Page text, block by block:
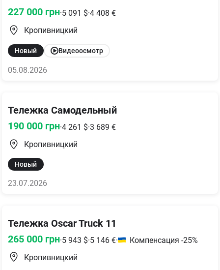
227 000 грн·5 091 $·4 408 €
Кропивницкий
Новый Видеоосмотр
05.08.2026
Тележка Самодельный
190 000 грн·4 261 $·3 689 €
Кропивницкий
Новый
23.07.2026
Тележка Oscar Truck 11
265 000 грн·5 943 $·5 146 €·
Компенсация -25%
Кропивницкий